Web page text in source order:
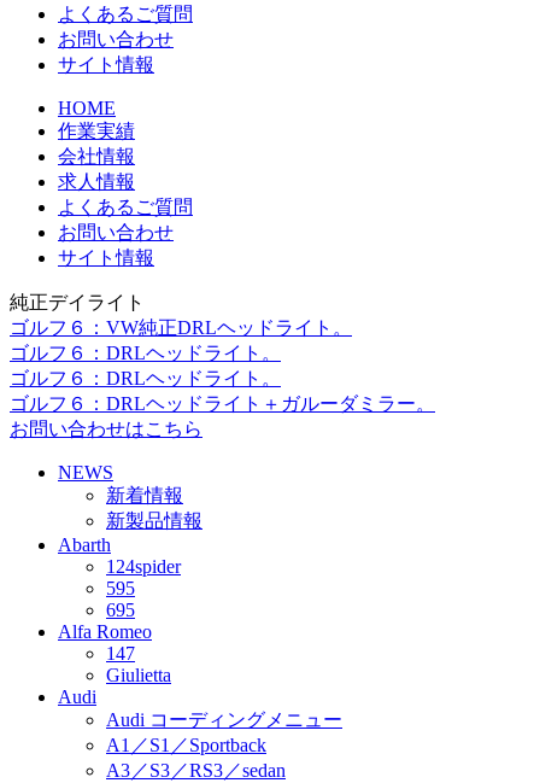
よくあるご質問
お問い合わせ
サイト情報
HOME
作業実績
会社情報
求人情報
よくあるご質問
お問い合わせ
サイト情報
純正デイライト
ゴルフ６：VW純正DRLヘッドライト。
ゴルフ６：DRLヘッドライト。
ゴルフ６：DRLヘッドライト。
ゴルフ６：DRLヘッドライト＋ガルーダミラー。
お問い合わせはこちら
NEWS
新着情報
新製品情報
Abarth
124spider
595
695
Alfa Romeo
147
Giulietta
Audi
Audi コーディングメニュー
A1／S1／Sportback
A3／S3／RS3／sedan